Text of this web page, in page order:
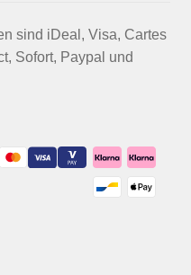
sind iDeal, Visa, Cartes
Sofort, Paypal und